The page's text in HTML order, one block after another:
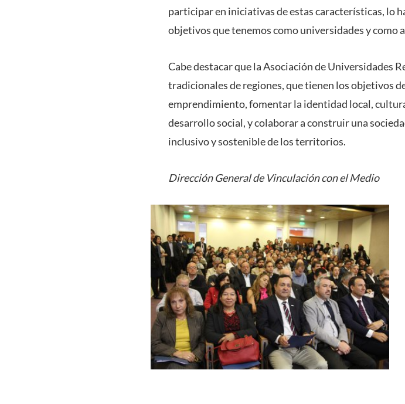
participar en iniciativas de estas características, lo
objetivos que tenemos como universidades y como
Cabe destacar que la Asociación de Universidades
tradicionales de regiones, que tienen los objetivos
emprendimiento, fomentar la identidad local,
desarrollo social, y colaborar a construir una
inclusivo y sostenible de los territorios.
Dirección General de Vinculación con el Medio